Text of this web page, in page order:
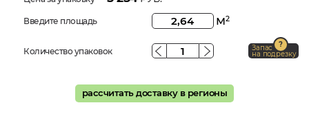
Введите площадь м2
Количество упаковок Запас
на подрезку
рассчитать доставку в регионы